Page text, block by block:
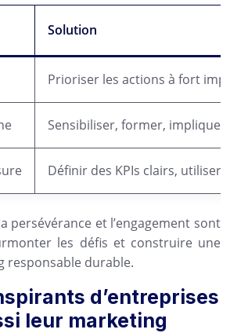
Solution
Prioriser les actions à fort
Sensibiliser, former, impliquer
Définir des KPIs clairs, utiliser
persévérance et l’engagement sont
les défis et construire une
responsable durable.
d’entreprises
leur marketing